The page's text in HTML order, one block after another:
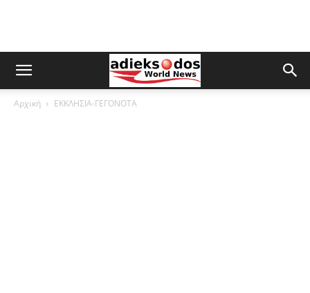
Αρχική ΕΚΚΛΗΣΙΑ-ΓΕΓΟΝΟΤΑ